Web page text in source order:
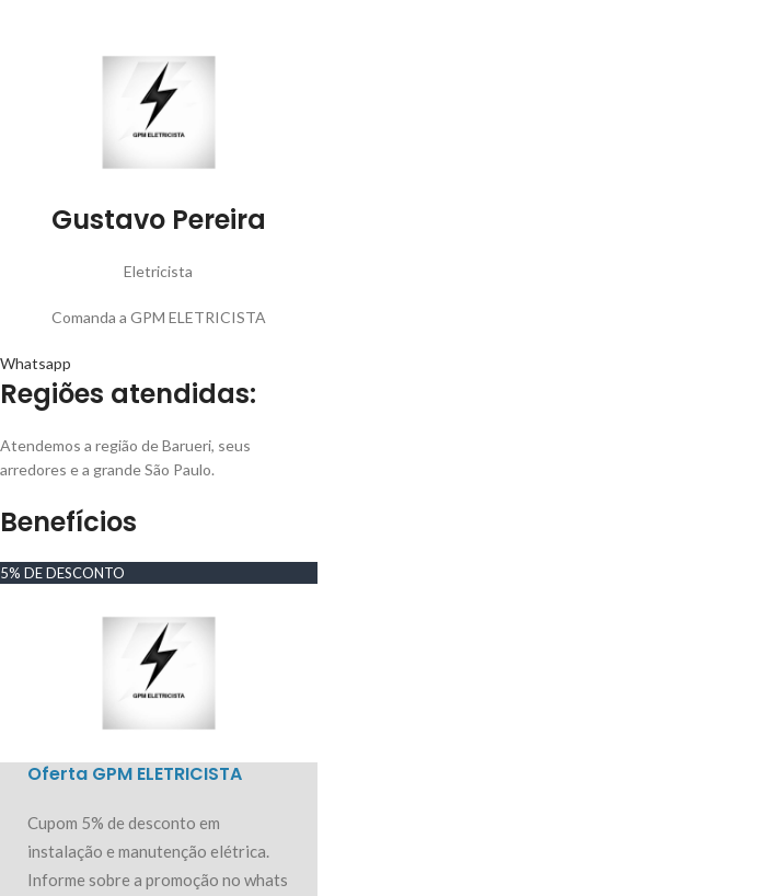
Gustavo Pereira
Eletricista
Comanda a GPM ELETRICISTA
Whatsapp
Regiões atendidas:
Atendemos a região de Barueri, seus
arredores e a grande São Paulo.
Benefícios
5% DE DESCONTO
Oferta GPM ELETRICISTA
Cupom 5% de desconto em
instalação e manutenção elétrica.
Informe sobre a promoção no whats